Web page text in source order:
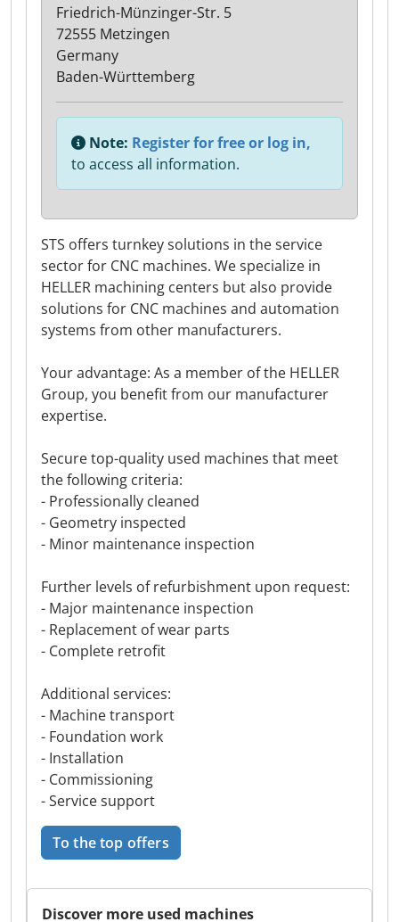
STS offers turnkey solutions in the service
sector for CNC machines. We specialize in
HELLER machining centers but also provide
solutions for CNC machines and automation
systems from other manufacturers.
Your advantage: As a member of the HELLER
Group, you benefit from our manufacturer
expertise.
Secure top-quality used machines that meet
the following criteria:
- Professionally cleaned
- Geometry inspected
- Minor maintenance inspection
Further levels of refurbishment upon request:
- Major maintenance inspection
- Replacement of wear parts
- Complete retrofit
Additional services:
- Machine transport
- Foundation work
- Installation
- Commissioning
- Service support
To the top offers
Friedrich-Münzinger-Str. 5
72555 Metzingen
Germany
Baden-Württemberg
Note: Register for free or log in,
to access all information.
Discover more used machines